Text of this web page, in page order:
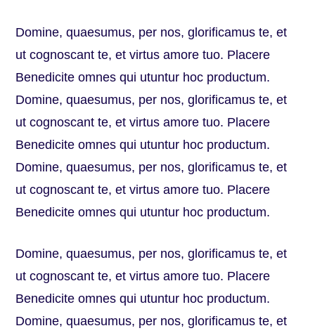
Domine, quaesumus, per nos, glorificamus te, et
ut cognoscant te, et virtus amore tuo. Placere
Benedicite omnes qui utuntur hoc productum.
Domine, quaesumus, per nos, glorificamus te, et
ut cognoscant te, et virtus amore tuo. Placere
Benedicite omnes qui utuntur hoc productum.
Domine, quaesumus, per nos, glorificamus te, et
ut cognoscant te, et virtus amore tuo. Placere
Benedicite omnes qui utuntur hoc productum.
Domine, quaesumus, per nos, glorificamus te, et
ut cognoscant te, et virtus amore tuo. Placere
Benedicite omnes qui utuntur hoc productum.
Domine, quaesumus, per nos, glorificamus te, et